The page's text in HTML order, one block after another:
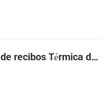
¿Qué Tipo de Impresora de recibos Térmica debo Comprar?